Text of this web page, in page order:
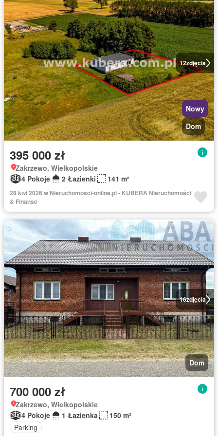
12zdjęcia
Nowy
Dom
395 000 zł
Zakrzewo, Wielkopolskie
4 Pokoje
2 Łazienki 141 m²
28 kwi 2026 w Nieruchomosci-online.pl - KUBERA Nieruchomości
& Finanse
16zdjęcia
Dom
700 000 zł
Zakrzewo, Wielkopolskie
4 Pokoje
1 Łazienka
150 m²
Parking